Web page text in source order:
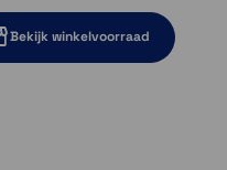
Bekijk winkelvoorraad